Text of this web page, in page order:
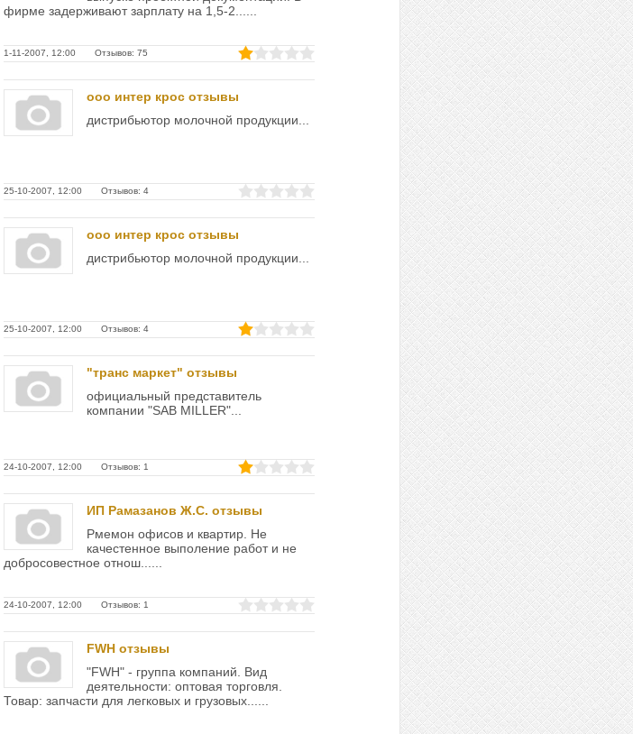
фирме задерживают зарплату на 1,5-2......
1-11-2007, 12:00 Отзывов: 75
ооо интер крос отзывы
дистрибьютор молочной продукции...
25-10-2007, 12:00 Отзывов: 4
ооо интер крос отзывы
дистрибьютор молочной продукции...
25-10-2007, 12:00 Отзывов: 4
"транс маркет" отзывы
официальный представитель
компании "SAB MILLER"...
24-10-2007, 12:00 Отзывов: 1
ИП Рамазанов Ж.С. отзывы
Рмемон офисов и квартир. Не
качестенное выполение работ и не
добросовестное отнош......
24-10-2007, 12:00 Отзывов: 1
FWH отзывы
"FWH" - группа компаний. Вид
деятельности: оптовая торговля.
Товар: запчасти для легковых и грузовых......